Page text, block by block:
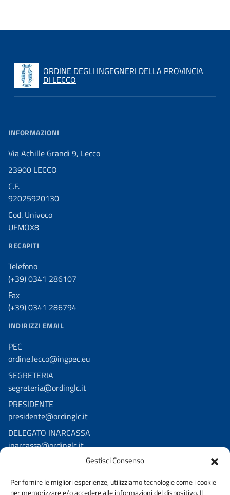
Gestisci Consenso
Per fornire le migliori esperienze, utilizziamo tecnologie come i cookie
per memorizzare e/o accedere alle informazioni del dispositivo. Il
ORDINE DEGLI INGEGNERI DELLA PROVINCIA
DI LECCO
INFORMAZIONI
Via Achille Grandi 9, Lecco
23900 LECCO
C.F.
92025920130
Cod. Univoco
UFMOX8
RECAPITI
Telefono
(+39) 0341 286107
Fax
(+39) 0341 286794
INDIRIZZI EMAIL
PEC
ordine.lecco@ingpec.eu
SEGRETERIA
segreteria@ordinglc.it
PRESIDENTE
presidente@ordinglc.it
DELEGATO INARCASSA
inarcassa@ordinglc.it
Facebook